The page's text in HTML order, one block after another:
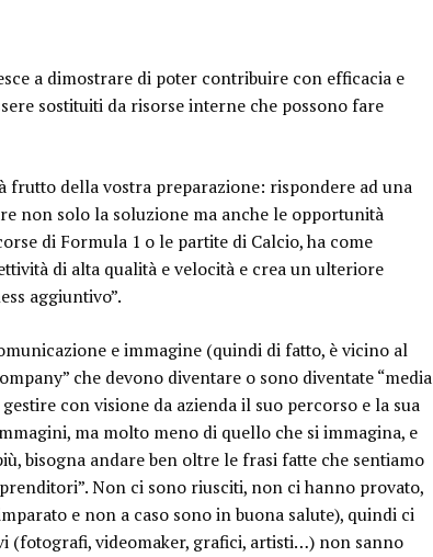
a dimostrare di poter contribuire con efficacia e
sostituiti da risorse interne che possono fare
frutto della vostra preparazione: rispondere ad una
non solo la soluzione ma anche le opportunità
di Formula 1 o le partite di Calcio, ha come
di alta qualità e velocità e crea un ulteriore
aggiuntivo”.
e immagine (quindi di fatto, è vicino al
che devono diventare o sono diventate “media
con visione da azienda il suo percorso e la sua
ma molto meno di quello che si immagina, e
bisogna andare ben oltre le frasi fatte che sentiamo
Non ci sono riusciti, non ci hanno provato,
e non a caso sono in buona salute), quindi ci
(fotografi, videomaker, grafici, artisti…) non sanno